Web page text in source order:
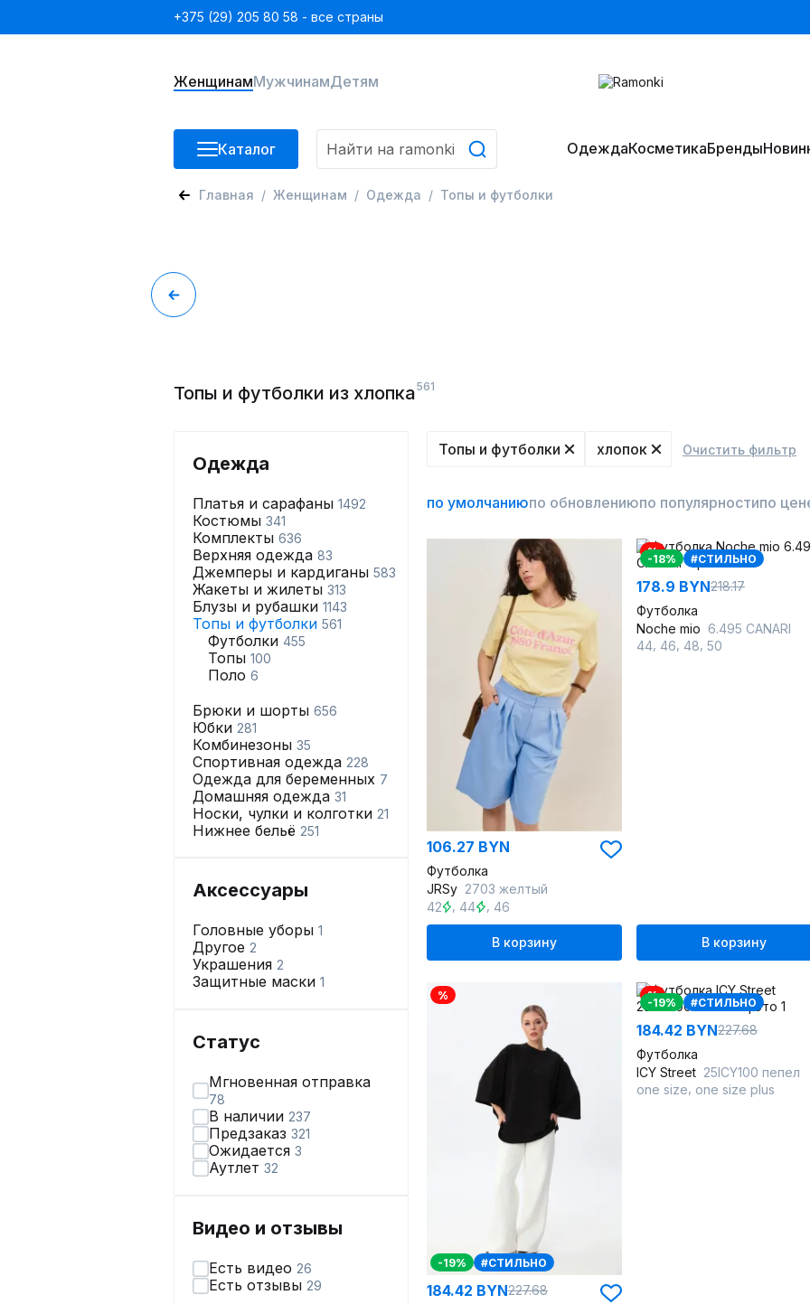
+375 (29) 205 80 58 - все страны
ЖенщинамМужчинамДетям
Каталог ОдеждаКосметикаБренды
Главная Женщинам Одежда Топы и футболки
Топы и футболки из хлопка561
Одежда
Платья и сарафаны 1492
Костюмы 341
Комплекты 636
Верхняя одежда 83
Джемперы и кардиганы 583
Жакеты и жилеты 313
Блузы и рубашки 1143
Топы и футболки 561
Футболки 455
Топы 100
Поло 6
Брюки и шорты 656
Юбки 281
Комбинезоны 35
Спортивная одежда 228
Одежда для беременных 7
Домашняя одежда 31
Носки, чулки и колготки 21
Нижнее бельё 251
Аксессуары
Головные уборы 1
Другое 2
Украшения 2
Защитные маски 1
Статус
Мгновенная отправка
78
В наличии 237
Предзаказ 321
Ожидается 3
Аутлет 32
Видео и отзывы
Есть видео 26
Есть отзывы 29
Топы и футболки хлопок Очистить фильтр
по умолчаниюпо обновлениюпо популярностипо
106.27 BYN
Футболка
JRSy 2703 желтый
42
44 46
В корзину
%
-18% #СТИЛЬНО
178.9 BYN218.17
Футболка
Noche mio 6.495 CANARI
44 46 48 50
В корзину
%
-19% #СТИЛЬНО
184.42 BYN227.68
%
-19% #СТИЛЬНО
184.42 BYN227.68
Футболка
ICY Street 25ICY100 пепел
one size one size plus